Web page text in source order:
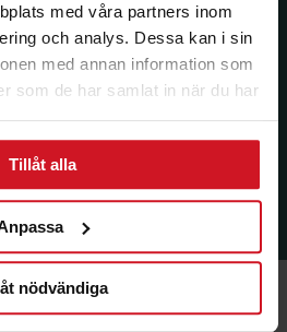
med våra partners inom
och analys. Dessa kan i sin
med annan information som
som de har samlat in när du har
Tillåt alla
nödvändiga